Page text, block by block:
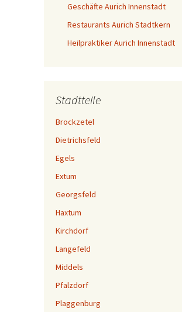
Geschäfte Aurich Innenstadt
Restaurants Aurich Stadtkern
Heilpraktiker Aurich Innenstadt
Stadtteile
Brockzetel
Dietrichsfeld
Egels
Extum
Georgsfeld
Haxtum
Kirchdorf
Langefeld
Middels
Pfalzdorf
Plaggenburg